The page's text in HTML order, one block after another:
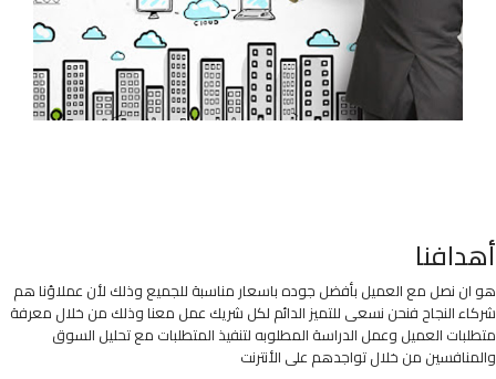
أهدافنا
هو ان نصل مع العميل بأفضل جوده باسعار مناسبة للجميع وذلك لأن عملاؤنا هم
شركاء النجاح فنحن نسعى للتميز الدائم لكل شريك عمل معنا وذلك من خلال معرفة
متطلبات العميل وعمل الدراسة المطلوبه لتنفيذ المتطلبات مع تحليل السوق
والمنافسين من خلال تواجدهم على الأنترنت